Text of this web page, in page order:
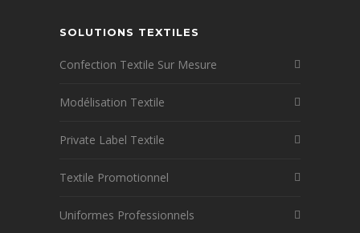
SOLUTIONS TEXTILES
Confection Textile Sur Mesure
Modélisation Textile
Private Label Textile
Textile Promotionnel
Uniformes Professionnels